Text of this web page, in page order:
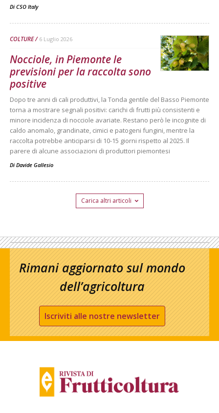
Di CSO Italy
COLTURE 6 Luglio 2026
Nocciole, in Piemonte le
previsioni per la raccolta sono
positive
Dopo tre anni di cali produttivi, la Tonda gentile del Basso Piemonte
torna a mostrare segnali positivi: carichi di frutti più consistenti e
minore incidenza di nocciole avariate. Restano però le incognite di
caldo anomalo, grandinate, cimici e patogeni fungini, mentre la
raccolta potrebbe anticiparsi di 10-15 giorni rispetto al 2025. Il
parere di alcune associazioni di produttori piemontesi
Di Davide Gallesio
Carica altri articoli
Rimani aggiornato sul mondo
dell’agricoltura
Iscriviti alle nostre newsletter